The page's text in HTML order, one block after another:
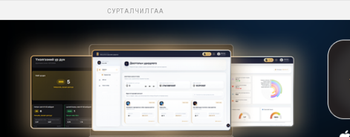
СУРТАЛЧИЛГАА